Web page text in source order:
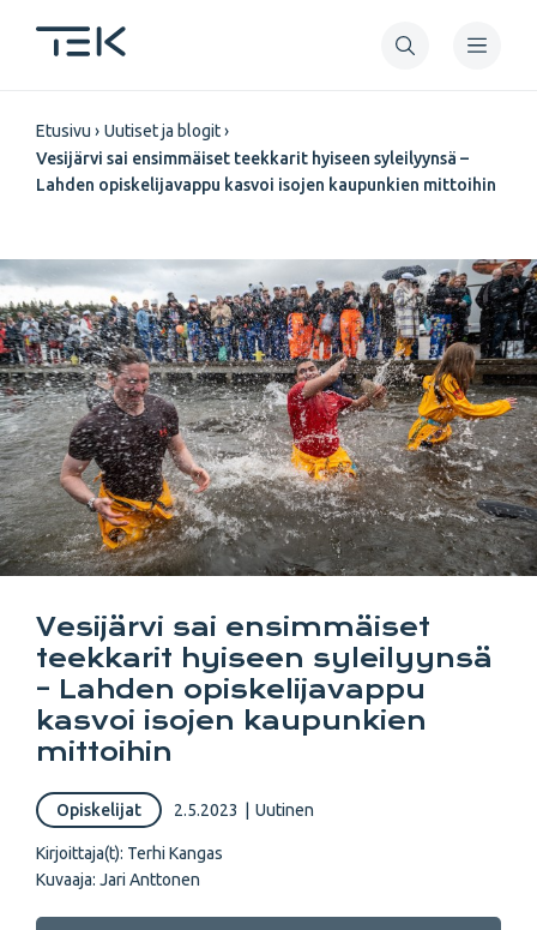
pääsisältöön
Murupolku
Etusivu
Uutiset ja blogit
Vesijärvi sai ensimmäiset teekkarit hyiseen syleilyynsä –
Lahden opiskelijavappu kasvoi isojen kaupunkien mittoihin
Vesijärvi sai ensimmäiset
teekkarit hyiseen syleilyynsä
– Lahden opiskelijavappu
kasvoi isojen kaupunkien
mittoihin
Opiskelijat 2.5.2023 Uutinen
Kirjoittaja(t): Terhi Kangas
Kuvaaja: Jari Anttonen